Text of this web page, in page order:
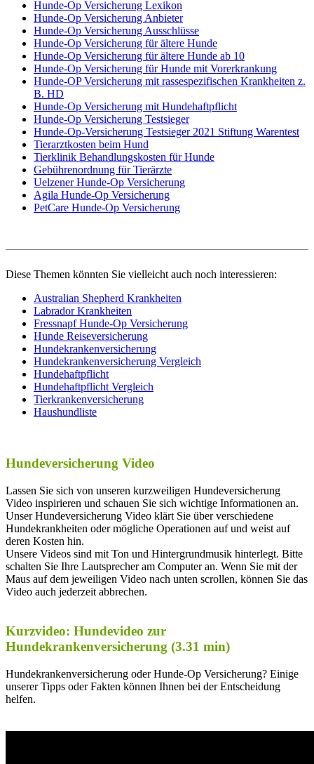
Hunde-Op Versicherung Lexikon
Hunde-Op Versicherung Anbieter
Hunde-Op Versicherung Ausschlüsse
Hunde-Op Versicherung für ältere Hunde
Hunde-Op Versicherung für ältere Hunde ab 10
Hunde-Op Versicherung für Hunde mit Vorerkrankung
Hunde-OP Versicherung mit rassespezifischen Krankheiten z.
B. HD
Hunde-Op Versicherung mit Hundehaftpflicht
Hunde-Op Versicherung Testsieger
Hunde-Op-Versicherung Testsieger 2021 Stiftung Warentest
Tierarztkosten beim Hund
Tierklinik Behandlungskosten für Hunde
Gebührenordnung für Tierärzte
Uelzener Hunde-Op Versicherung
Agila Hunde-Op Versicherung
PetCare Hunde-Op Versicherung
Diese Themen könnten Sie vielleicht auch noch interessieren:
Australian Shepherd Krankheiten
Labrador Krankheiten
Fressnapf Hunde-Op Versicherung
Hunde Reiseversicherung
Hundekrankenversicherung
Hundekrankenversicherung Vergleich
Hundehaftpflicht
Hundehaftpflicht Vergleich
Tierkrankenversicherung
Haushundliste
Hundeversicherung Video
Lassen Sie sich von unseren kurzweiligen Hundeversicherung
Video inspirieren und schauen Sie sich wichtige Informationen an.
Unser Hundeversicherung Video klärt Sie über verschiedene
Hundekrankheiten oder mögliche Operationen auf und weist auf
deren Kosten hin.
Unsere Videos sind mit Ton und Hintergrundmusik hinterlegt. Bitte
schalten Sie Ihre Lautsprecher am Computer an. Wenn Sie mit der
Maus auf dem jeweiligen Video nach unten scrollen, können Sie das
Video auch jederzeit abbrechen.
Kurzvideo: Hundevideo zur
Hundekrankenversicherung (3.31 min)
Hundekrankenversicherung oder Hunde-Op Versicherung? Einige
unserer Tipps oder Fakten können Ihnen bei der Entscheidung
helfen.